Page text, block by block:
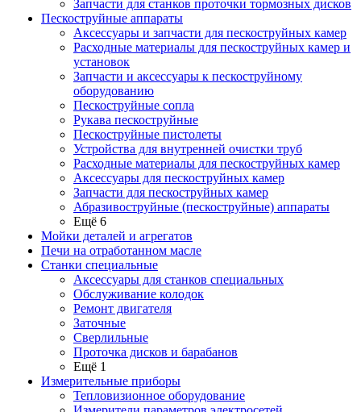
Запчасти для станков проточки тормозных дисков
Пескоструйные аппараты
Аксессуары и запчасти для пескоструйных камер
Расходные материалы для пескоструйных камер и
установок
Запчасти и аксессуары к пескоструйному
оборудованию
Пескоструйные сопла
Рукава пескоструйные
Пескоструйные пистолеты
Устройства для внутренней очистки труб
Расходные материалы для пескоструйных камер
Аксессуары для пескоструйных камер
Запчасти для пескоструйных камер
Абразивоструйные (пескоструйные) аппараты
Ещё 6
Мойки деталей и агрегатов
Печи на отработанном масле
Станки специальные
Аксессуары для станков специальных
Обслуживание колодок
Ремонт двигателя
Заточные
Сверлильные
Проточка дисков и барабанов
Ещё 1
Измерительные приборы
Тепловизионное оборудование